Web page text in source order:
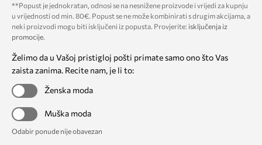
**Popust je jednokratan, odnosi se na nesnižene proizvode i vrijedi za kupnju
u vrijednosti od min. 80€. Popust se ne može kombinirati s drugim akcijama, a
neki proizvodi mogu biti isključeni iz popusta. Provjerite: isključenja iz
promocije.
Želimo da u Vašoj pristigloj pošti primate samo ono što Vas
zaista zanima. Recite nam, je li to:
Ženska moda
Muška moda
Odabir ponude nije obavezan